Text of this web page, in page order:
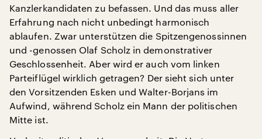
Kanzlerkandidaten zu befassen. Und das muss aller
Erfahrung nach nicht unbedingt harmonisch
ablaufen. Zwar unterstützen die Spitzengenossinnen
und -genossen Olaf Scholz in demonstrativer
Geschlossenheit. Aber wird er auch vom linken
Parteiflügel wirklich getragen? Der sieht sich unter
den Vorsitzenden Esken und Walter-Borjans im
Aufwind, während Scholz ein Mann der politischen
Mitte ist.